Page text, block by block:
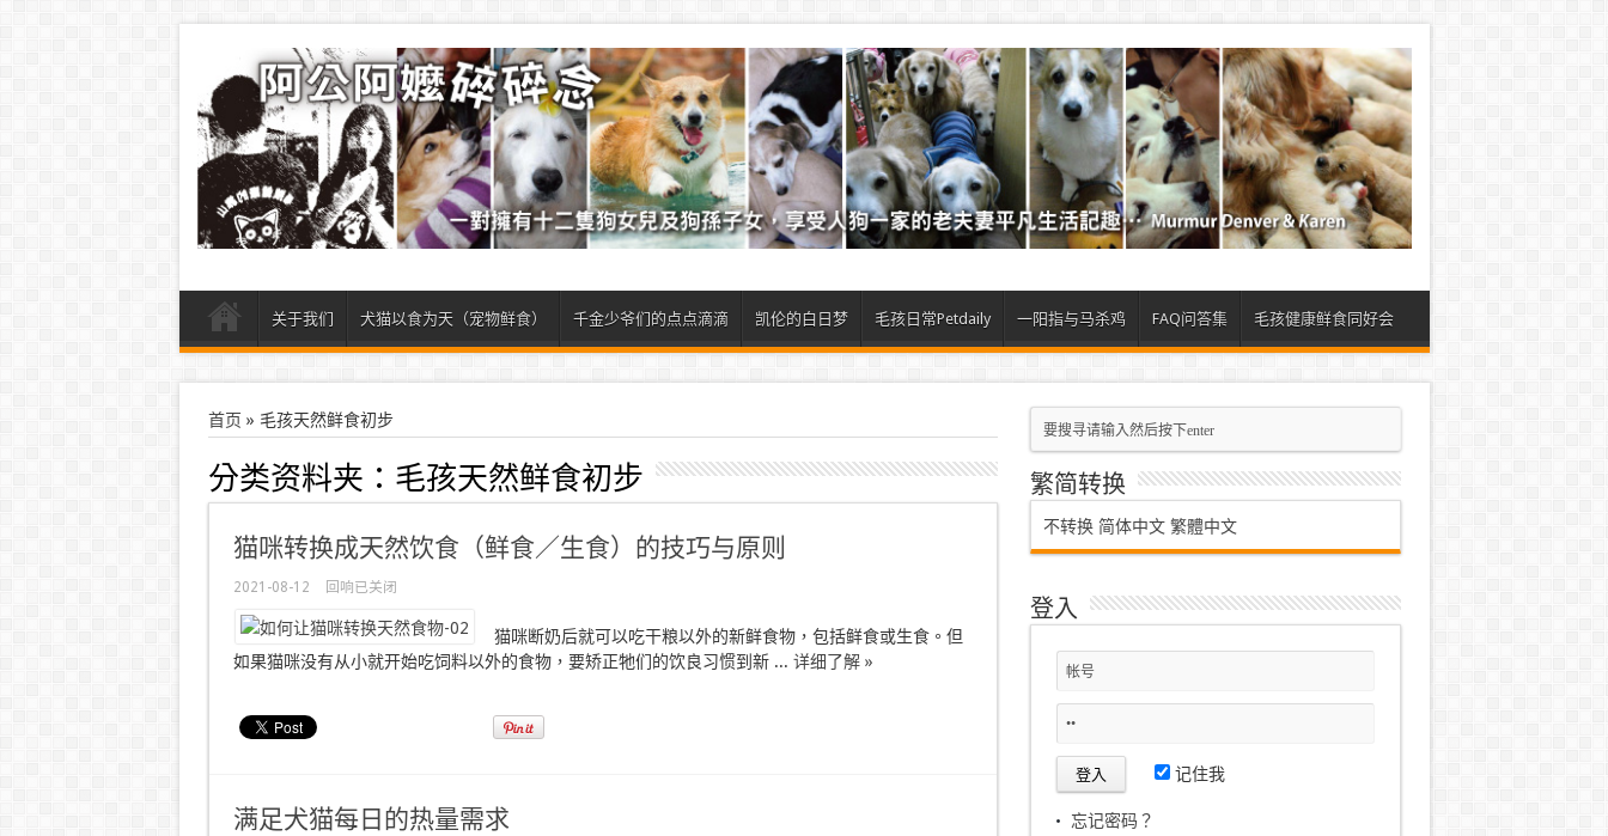
关于我们 犬猫以食为天（宠物鲜食） 千金少爷们的点点滴滴 凯伦的白日梦 毛孩日常Petdaily 一阳指与马杀鸡 FAQ问答集 毛孩健康鲜食同好会
首页 » 毛孩天然鲜食初步
分类资料夹： 毛孩天然鲜食初步
猫咪转换成天然饮食（鲜食／生食）的技巧与原则
2021-08-12 回响已关闭
猫咪断奶后就可以吃干粮以外的新鲜食物，包括鲜食或生食。但
如果猫咪没有从小就开始吃饲料以外的食物，要矫正牠们的饮良习惯到新 ... 详细了解 »
满足犬猫每日的热量需求
繁简转换
不转换 简体中文 繁體中文
登入
记住我
忘记密码？